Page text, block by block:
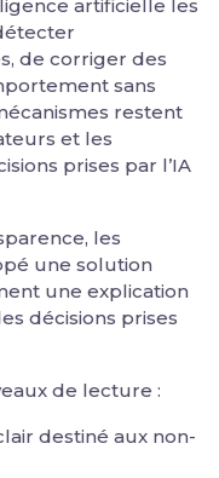
artificielle les
de corriger des
sans
restent
et les
prises par l’IA
les
une solution
une explication
décisions prises
de lecture :
destiné aux non-